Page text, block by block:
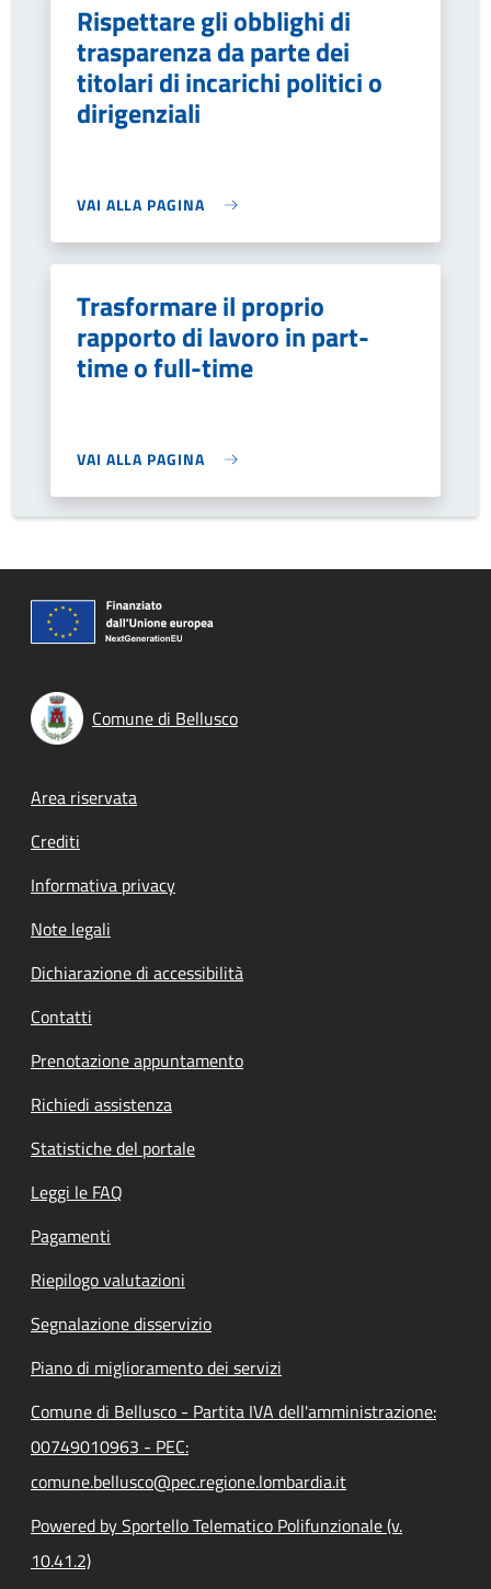
Rispettare gli obblighi di
trasparenza da parte dei
titolari di incarichi politici o
dirigenziali
VAI ALLA PAGINA
Trasformare il proprio
rapporto di lavoro in part-
time o full-time
VAI ALLA PAGINA
Comune di Bellusco
Footer menu
Area riservata
Crediti
Informativa privacy
Note legali
Dichiarazione di accessibilità
Contatti
Prenotazione appuntamento
Richiedi assistenza
Statistiche del portale
Leggi le FAQ
Pagamenti
Riepilogo valutazioni
Segnalazione disservizio
Piano di miglioramento dei servizi
Comune di Bellusco - Partita IVA dell'amministrazione:
00749010963 - PEC:
comune.bellusco@pec.regione.lombardia.it
Powered by Sportello Telematico Polifunzionale (v.
10.41.2)